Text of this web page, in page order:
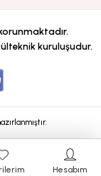
kuruluşudur.
Hesabım